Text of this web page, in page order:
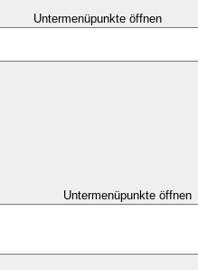
Untermenüpunkte öffnen
Untermenüpunkte öffnen